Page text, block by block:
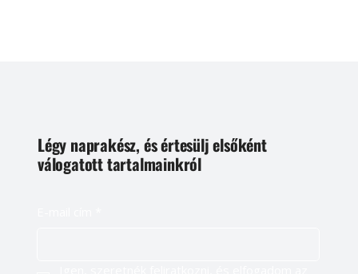
Légy naprakész, és értesülj elsőként
válogatott tartalmainkról